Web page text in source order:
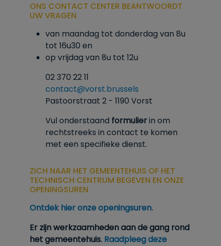
ONS CONTACT CENTER BEANTWOORDT
UW VRAGEN
van maandag tot donderdag van 8u
tot 16u30 en
op vrijdag van 8u tot 12u
02 370 22 11
contact@vorst.brussels
Pastoorstraat 2 - 1190 Vorst
Vul onderstaand formulierin om
rechtstreeks in contact te komen
met een specifieke dienst.
ZICH NAAR HET GEMEENTEHUIS OF HET
TECHNISCH CENTRUM BEGEVEN EN ONZE
OPENINGSUREN
Ontdek hier onze openingsuren.
Er zijn werkzaamheden aan de gang rond
het gemeentehuis. Raadpleeg deze